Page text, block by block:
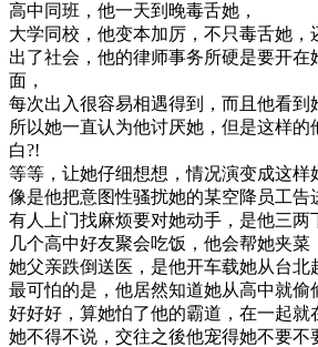
高中同班，他一天到晚毒舌她，
大学同校，他变本加厉，不只毒舌她，
出了社会，他的律师事务所硬是要开在
面，
每次出入很容易相遇得到，而且他看到
所以她一直认为他讨厌她，但是这样
白?!
等等，让她仔细想想，情况演变成这
像是他把意图性骚扰她的某空降员工告
有人上门找麻烦要对她动手，是他三两
几个高中好友聚会吃饭，他会帮她夹菜
她父亲跌倒送医，是他开车载她从台北
最可怕的是，他居然知道她从高中就偷
好好好，算她怕了他的霸道，在一起就
她不得不说，交往之後他宠得她不要不